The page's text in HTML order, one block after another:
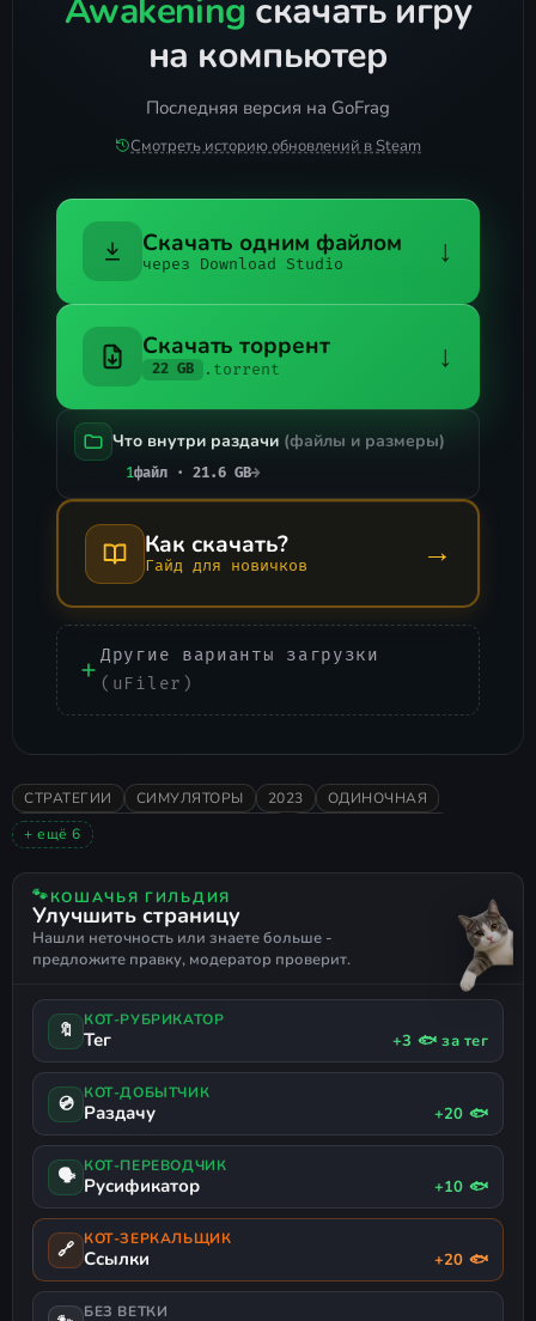
Awakening скачать игру
на компьютер
Последняя версия на GoFrag
Смотреть историю обновлений в Steam
Скачать одним файлом
через Download Studio ↓
Скачать торрент
22 GB .torrent ↓
Что внутри раздачи (файлы и размеры)
1файл · 21.6 GB→
Как скачать?
Гайд для новичков →
Другие варианты загрузки
(uFiler)
СТРАТЕГИИ СИМУЛЯТОРЫ 2023
ОДИНОЧНАЯ
В ОСНОВНОМ ПОЛОЖИТЕЛЬНЫЕ
ТАКТИКА В РЕАЛЬНОМ ВРЕМЕНИ
ГЛОБАЛЬНАЯ СТРАТЕГИЯ
АЛЬТЕРНАТИВНАЯ ИСТОРИЯ
+ ещё 6
🐾КОШАЧЬЯ ГИЛЬДИЯ
Улучшить страницу
Нашли неточность или знаете больше -
предложите правку, модератор проверит.
🔖 КОТ-РУБРИКАТОР
Тег +3 🐟 за тег
💿 КОТ-ДОБЫТЧИК
Раздачу +20 🐟
🗣 КОТ-ПЕРЕВОДЧИК
Русификатор +10 🐟
🔗 КОТ-ЗЕРКАЛЬЩИК
Ссылки +20 🐟
БЕЗ ВЕТКИ